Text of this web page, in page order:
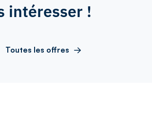
intéresser !
Toutes les offres